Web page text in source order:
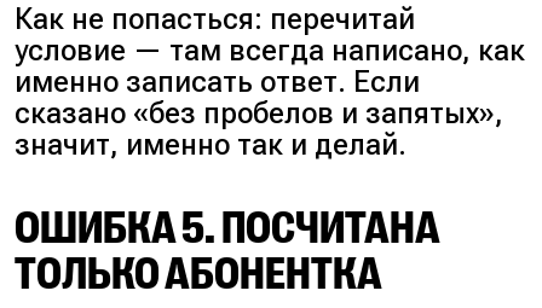
Как не попасться: перечитай
условие — там всегда написано, как
именно записать ответ. Если
сказано «без пробелов и запятых»,
значит, именно так и делай.
ОШИБКА 5. ПОСЧИТАНА
ТОЛЬКО АБОНЕНТКА